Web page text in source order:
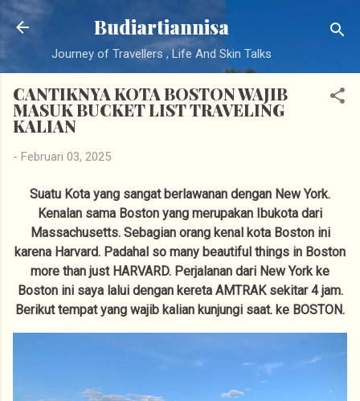
Langsung ke konten utama
Budiartiannisa
Journey of Travellers , Life And Skin Talks
CANTIKNYA KOTA BOSTON WAJIB
MASUK BUCKET LIST TRAVELING
KALIAN
- Februari 03, 2025
Suatu Kota yang sangat berlawanan dengan New York.
Kenalan sama Boston yang merupakan Ibukota dari
Massachusetts. Sebagian orang kenal kota Boston ini
karena Harvard. Padahal so many beautiful things in Boston
more than just HARVARD. Perjalanan dari New York ke
Boston ini saya lalui dengan kereta AMTRAK sekitar 4 jam.
Berikut tempat yang wajib kalian kunjungi saat. ke BOSTON.